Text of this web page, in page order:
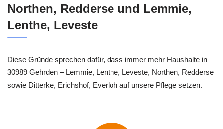
Northen, Redderse und Lemmie,
Lenthe, Leveste
Diese Gründe sprechen dafür, dass immer mehr Haushalte in
30989 Gehrden – Lemmie, Lenthe, Leveste, Northen, Redderse
sowie Ditterke, Erichshof, Everloh auf unsere Pflege setzen.